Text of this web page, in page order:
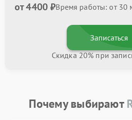
от 4400 ₽Время работы: от 30
Записаться
Скидка 20% при
Почему выбирают